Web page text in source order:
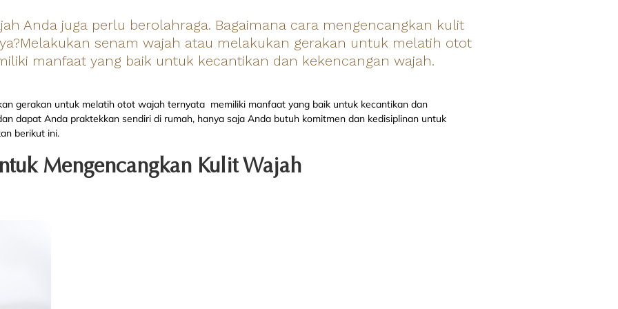
Anda juga perlu berolahraga. Bagaimana cara mengencangkan kulit
senam wajah atau melakukan gerakan untuk melatih otot
manfaat yang baik untuk kecantikan dan kekencangan wajah.
gerakan untuk melatih otot wajah ternyata memiliki manfaat yang baik untuk kecantikan dan
dapat Anda praktekkan sendiri di rumah, hanya saja Anda butuh komitmen dan kedisiplinan untuk
berikut ini.
Mengencangkan Kulit Wajah